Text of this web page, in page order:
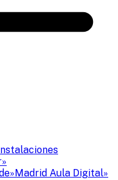
Aula Digital»